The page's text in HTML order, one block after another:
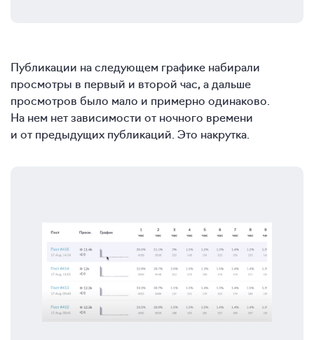
Публикации на следующем графике набирали
просмотры в первый и второй час, а дальше
просмотров было мало и примерно одинаково.
На нем нет зависимости от ночного времени
и от предыдущих публикаций. Это накрутка.